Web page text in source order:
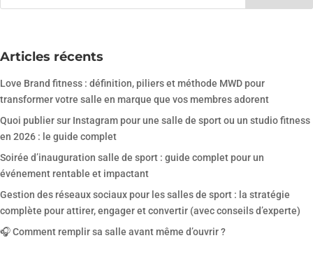
Articles récents
Love Brand fitness : définition, piliers et méthode MWD pour
transformer votre salle en marque que vos membres adorent
Quoi publier sur Instagram pour une salle de sport ou un studio fitness
en 2026 : le guide complet
Soirée d’inauguration salle de sport : guide complet pour un
événement rentable et impactant
Gestion des réseaux sociaux pour les salles de sport : la stratégie
complète pour attirer, engager et convertir (avec conseils d’experte)
🎧 Comment remplir sa salle avant même d’ouvrir ?